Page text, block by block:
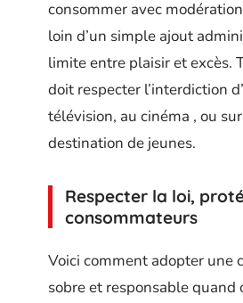
consommer avec
loin d’un simple ajout
limite entre plaisir et excès.
doit respecter l’interdiction
télévision, au cinéma , ou
destination de jeunes.
Respecter la loi,
consommateurs
Voici comment adopter une
sobre et responsable quand